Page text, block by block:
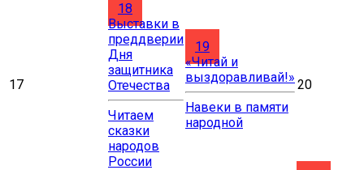
17
18
Выставки в
преддверии
Дня
защитника
Отечества
Читаем
сказки
народов
России
19
«Читай и
выздоравливай!»
Навеки в памяти
народной
20